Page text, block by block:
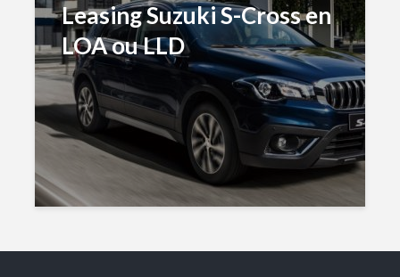
Leasing Suzuki S-Cross en
LOA ou LLD